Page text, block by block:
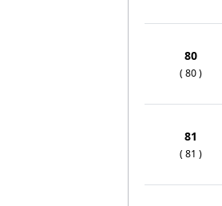
80
( 80 )
81
( 81 )